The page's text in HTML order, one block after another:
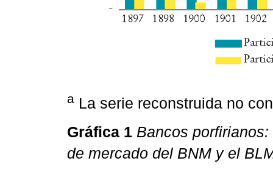
a La serie reconstruida no
Gráfica 1 Bancos
de mercado del BNM y el